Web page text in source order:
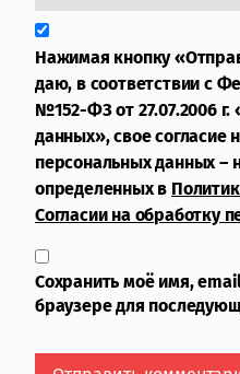
Нажимая кнопку
даю, в соответствии с
№152-ФЗ от 27.07.2006
данных», свое согласие
персональных данных –
определенных в
Согласии на обработку
Сохранить моё имя,
браузере для